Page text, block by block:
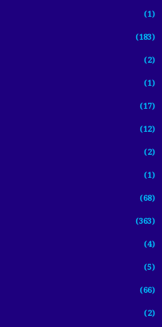
(1)
(183)
(2)
(1)
(17)
(12)
(2)
(1)
(68)
(363)
(4)
(5)
(66)
(2)